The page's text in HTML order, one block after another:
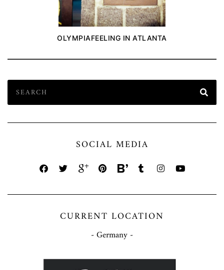
OLYMPIAFEELING IN ATLANTA
SOCIAL MEDIA
CURRENT LOCATION
- Germany -